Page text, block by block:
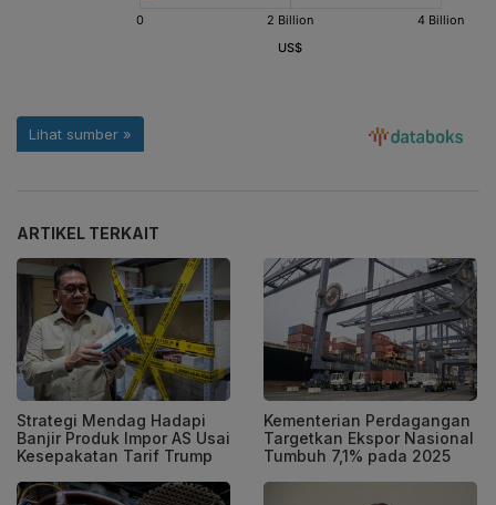
ARTIKEL TERKAIT
Strategi Mendag Hadapi
Banjir Produk Impor AS Usai
Kesepakatan Tarif Trump
Kementerian Perdagangan
Targetkan Ekspor Nasional
Tumbuh 7,1% pada 2025